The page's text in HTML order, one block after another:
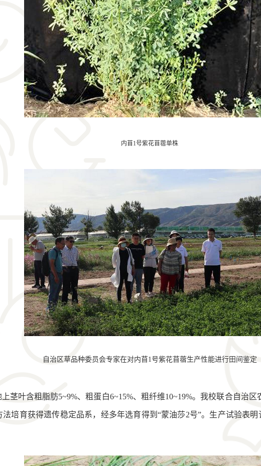
内苜1号紫花苜蓿单株
自治区草品种委员会专家在对内苜1号紫花苜蓿生产性能进行田间鉴定
茎叶含粗脂肪5~9%、粗蛋白6~15%、粗纤维10~19%。我校联合自治
培育获得遗传稳定品系，经多年选育得到“蒙油莎2号”。生产试验表